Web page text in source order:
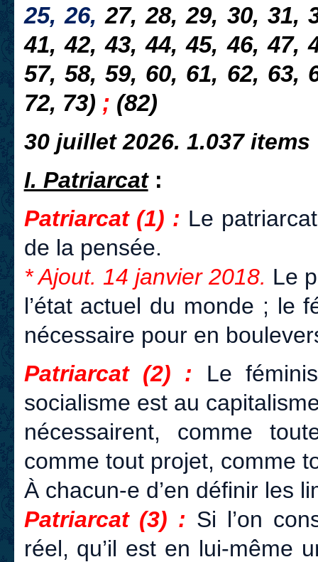
25, 26,27, 28, 29, 30, 31,
41, 42, 43, 44, 45, 46, 47,
57, 58, 59, 60, 61, 62, 63,
72, 73) ; (82)
30 juillet 2026. 1.037 items
I. Patriarcat :
Patriarcat (1) : Le
de la pensée.
* Ajout. 14 janvier 2018. Le
l’état actuel du monde ; le
nécessaire pour en
Patriarcat (2) : Le
socialisme est au
nécessairent, comme
comme tout projet, comme
À chacun-e d’en définir les
Patriarcat (3) : Si l’on
réel, qu’il est en lui-même